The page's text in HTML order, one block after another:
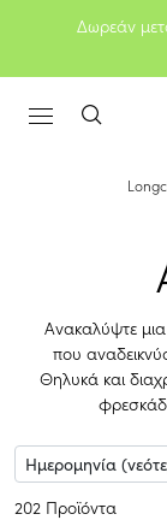
Δωρεάν
Ανακαλύψτε
που
Θηλυκά και
202 Προϊόντα